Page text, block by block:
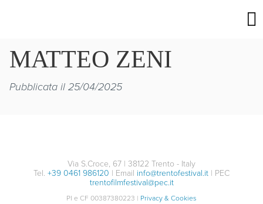
MATTEO ZENI
Pubblicata il 25/04/2025
Via S.Croce, 67 | 38122 Trento - Italy
Tel. +39 0461 986120 | Email info@trentofestival.it | PEC
trentofilmfestival@pec.it
PI e CF 00387380223 | Privacy & Cookies